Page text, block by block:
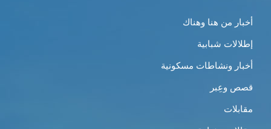
أخبار من هنا وهناك
إطلالات شبابية
أخبار ونشاطات مسكونية
قصص وعِبر
مقابلات